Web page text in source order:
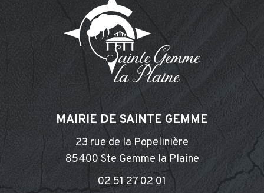
MAIRIE DE SAINTE GEMME
23 rue de la Popelinière
85400 Ste Gemme la Plaine
02 51 27 02 01